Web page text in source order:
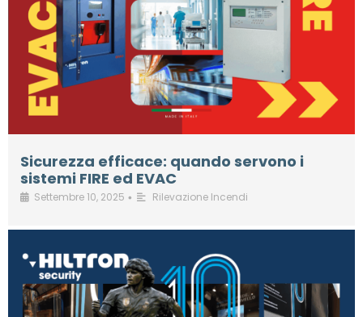
Sicurezza efficace: quando servono i
sistemi FIRE ed EVAC
Settembre 10, 2025 • Rilevazione Incendi